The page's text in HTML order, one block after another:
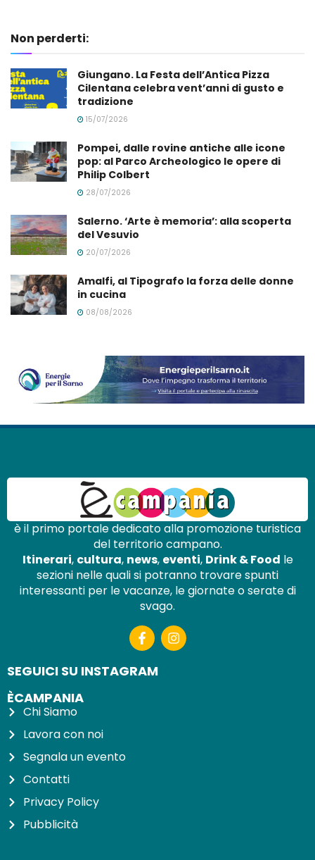
Non perderti:
Giungano. La Festa dell’Antica Pizza
Cilentana celebra vent’anni di gusto e
tradizione
15/07/2026
Pompei, dalle rovine antiche alle icone
pop: al Parco Archeologico le opere di
Philip Colbert
28/07/2026
Salerno. ‘Arte è memoria’: alla scoperta
del Vesuvio
20/07/2026
Amalfi, al Tipografo la forza delle donne
in cucina
08/08/2026
è il primo portale dedicato alla promozione turistica
del territorio campano.
Itinerari, cultura, news, eventi, Drink & Food le
sezioni nelle quali si potranno trovare spunti
interessanti per le vacanze, le giornate o serate di
svago.
SEGUICI SU INSTAGRAM
ÈCAMPANIA
Chi Siamo
Lavora con noi
Segnala un evento
Contatti
Privacy Policy
Pubblicità